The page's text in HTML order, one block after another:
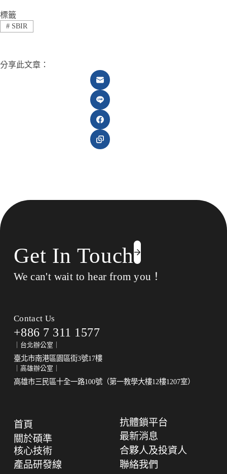
標籤
#SBIR
分享此文章：
Get In Touch
We can't wait to hear from you！
Contact Us
+886 7 311 1577
｜台北辦公室｜
臺北市南港區園區街3號17樓
｜高雄辦公室｜
高雄市三民區十全一路100號（第一教學大樓12樓1207室）
首頁
關於碩準
核心技術
產品研發線
抗體鎖平台
最新消息
合夥人及投資人
聯絡我們